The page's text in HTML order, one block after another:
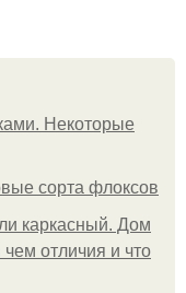
Некоторые
сорта флоксов
каркасный. Дом
отличия и что